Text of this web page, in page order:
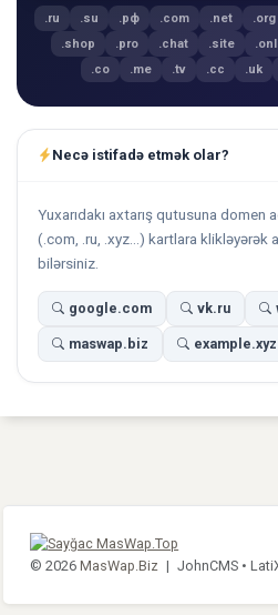
.ru .su .рф .com .net .org
.shop
.pro .chat .site
.co
.me .tv .cc .uk
Necə istifadə etmək olar?
Yuxarıdakı axtarış qutusuna domen
(.com, .ru, .xyz...) kartlara klikləyərək
bilərsiniz.
google.com vk.ru
maswap.biz example.xyz
© 2026MasWap.Biz | JohnCMS •